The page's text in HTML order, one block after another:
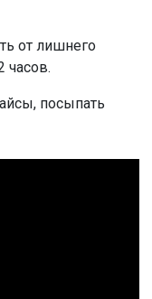
от лишнего
часов.
посыпать